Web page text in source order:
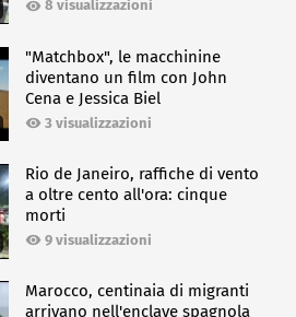
8 visualizzazioni
"Matchbox", le macchinine
diventano un film con John
Cena e Jessica Biel
3 visualizzazioni
Rio de Janeiro, raffiche di vento
a oltre cento all'ora: cinque
morti
9 visualizzazioni
Marocco, centinaia di migranti
arrivano nell'enclave spagnola